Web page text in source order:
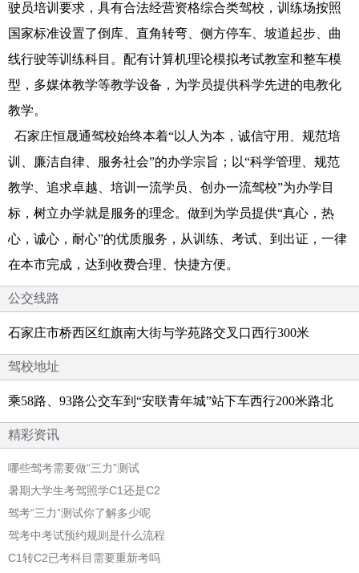
驶员培训要求，具有合法经营资格综合类驾校，训练场按照
国家标准设置了倒库、直角转弯、侧方停车、坡道起步、曲
线行驶等训练科目。配有计算机理论模拟考试教室和整车模
型，多媒体教学等教学设备，为学员提供科学先进的电教化
教学。
石家庄恒晟通驾校始终本着“以人为本，诚信守用、规范培
训、廉洁自律、服务社会”的办学宗旨；以“科学管理、规范
教学、追求卓越、培训一流学员、创办一流驾校”为办学目
标，树立办学就是服务的理念。做到为学员提供“真心，热
心，诚心，耐心”的优质服务，从训练、考试、到出证，一律
在本市完成，达到收费合理、快捷方便。
公交线路
石家庄市桥西区红旗南大街与学苑路交叉口西行300米
驾校地址
乘58路、93路公交车到“安联青年城”站下车西行200米路北
精彩资讯
哪些驾考需要做“三力”测试
暑期大学生考驾照学C1还是C2
驾考“三力”测试你了解多少呢
驾考中考试预约规则是什么流程
C1转C2已考科目需要重新考吗